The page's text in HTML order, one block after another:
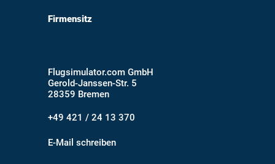
Firmensitz
Flugsimulator.com GmbH
Gerold-Janssen-Str. 5
28359 Bremen
+49 421 / 24 13 370
E-Mail schreiben